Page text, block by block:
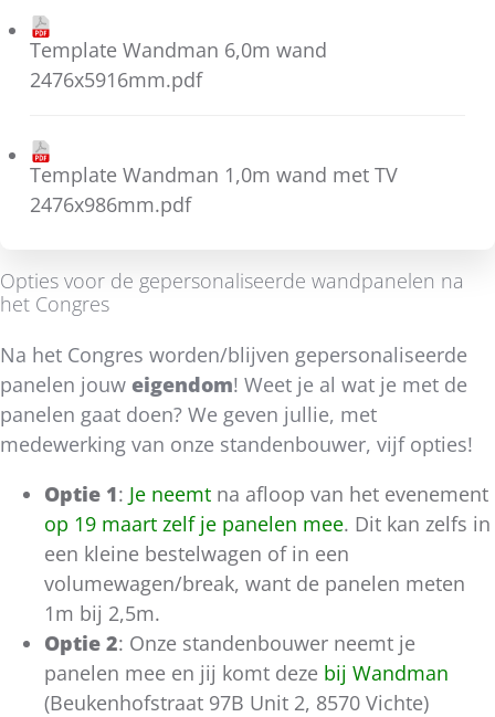
Template Wandman 6,0m wand
2476x5916mm.pdf
Template Wandman 1,0m wand met TV
2476x986mm.pdf
Opties voor de gepersonaliseerde wandpanelen na
het Congres
Na het Congres worden/blijven gepersonaliseerde
panelen jouw eigendom! Weet je al wat je met de
panelen gaat doen? We geven jullie, met
medewerking van onze standenbouwer, vijf opties!
Optie 1: Je neemt na afloop van het evenement
op 19 maart zelf je panelen mee. Dit kan zelfs in
een kleine bestelwagen of in een
volumewagen/break, want de panelen meten
1m bij 2,5m.
Optie 2: Onze standenbouwer neemt je
panelen mee en jij komt deze bij Wandman
(Beukenhofstraat 97B Unit 2, 8570 Vichte)